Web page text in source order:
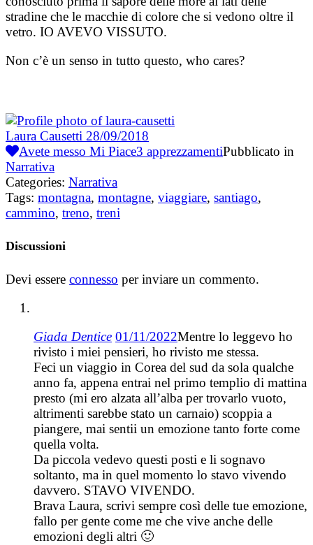
stradine che le macchie di colore che si vedono oltre il
vetro. IO AVEVO VISSUTO.
Non c’è un senso in tutto questo, who cares?
Laura Causetti 28/09/2018
Avete messo Mi Piace3 apprezzamentiPubblicato in
Narrativa
Categories: Narrativa
Tags: montagna, montagne, viaggiare, santiago,
cammino, treno, treni
Discussioni
Devi essere connesso per inviare un commento.
Giada Dentice 01/11/2022Mentre lo leggevo ho
rivisto i miei pensieri, ho rivisto me stessa.
Feci un viaggio in Corea del sud da sola qualche
anno fa, appena entrai nel primo templio di mattina
presto (mi ero alzata all’alba per trovarlo vuoto,
altrimenti sarebbe stato un carnaio) scoppia a
piangere, mai sentii un emozione tanto forte come
quella volta.
Da piccola vedevo questi posti e li sognavo
soltanto, ma in quel momento lo stavo vivendo
davvero. STAVO VIVENDO.
Brava Laura, scrivi sempre così delle tue emozione,
fallo per gente come me che vive anche delle
emozioni degli altri 🙂